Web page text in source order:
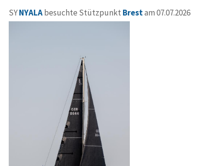
SYNYALAbesuchte Stützpunkt Brestam 07.07.2026